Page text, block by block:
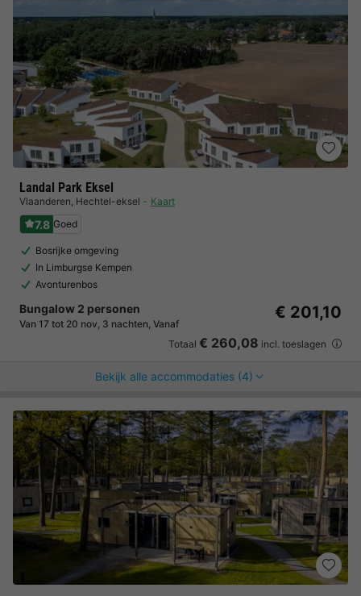
Landal Park Eksel
Vlaanderen, Hechtel-eksel Kaart
7.8 Goed
Bosrijke omgeving
In Limburgse Kempen
Avonturenbos
Bungalow 2 personen
Van 17 tot 20 nov, 3 nachten, Vanaf
€ 201,10
Totaal € 260,08 incl. toeslagen
Bekijk alle accommodaties (4)